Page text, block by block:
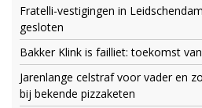
Fratelli-vestigingen in
gesloten
Bakker Klink is failliet: toekomst
Jarenlange celstraf voor vader en
bij bekende pizzaketen